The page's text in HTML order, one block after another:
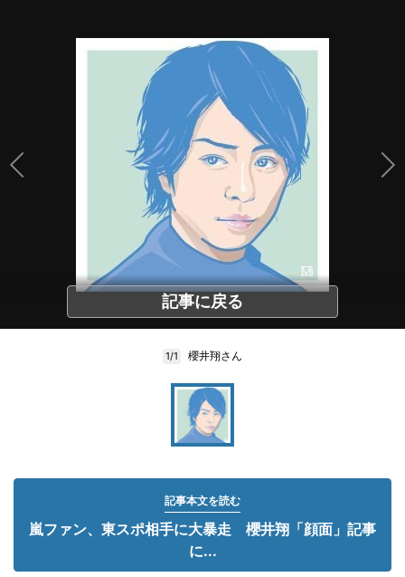
記事に戻る
1/1 櫻井翔さん
記事本文を読む
嵐ファン、東スポ相手に大暴走 櫻井翔「顔面」記事
に...